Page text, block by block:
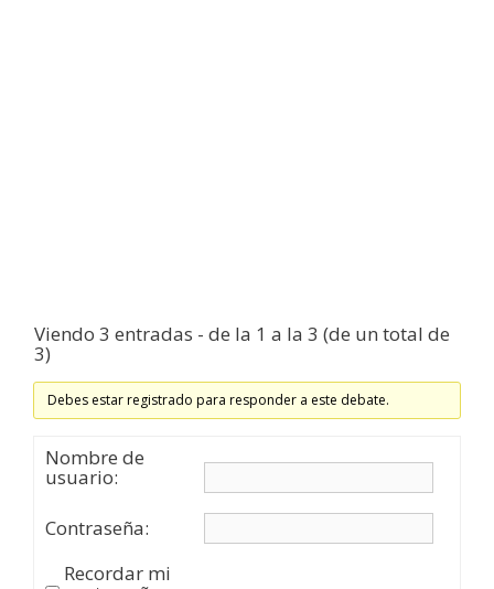
Viendo 3 entradas - de la 1 a la 3 (de un total de
3)
Debes estar registrado para responder a este debate.
Nombre de
usuario:
Contraseña:
Recordar mi